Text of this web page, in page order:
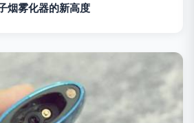
烟雾化器的新高度